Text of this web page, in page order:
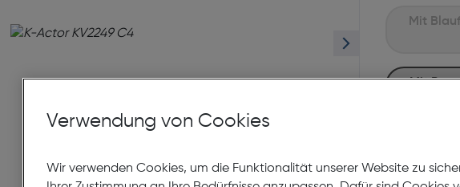
Mit Premiumgläsern und Superentspiegelung in Sehstärke
Jetzt
Verwendung von Cookies
Wir verwenden Cookies, um die Funktionalität unserer Website zu